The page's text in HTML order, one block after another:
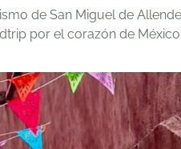
de San Miguel de
por el corazón de México.